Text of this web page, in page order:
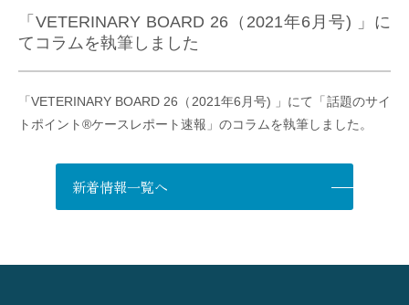
「VETERINARY BOARD 26（2021年6月号) 」に
てコラムを執筆しました
「VETERINARY BOARD 26（2021年6月号) 」にて「話題のサイ
トポイント®ケースレポート速報」のコラムを執筆しました。
新着情報一覧へ